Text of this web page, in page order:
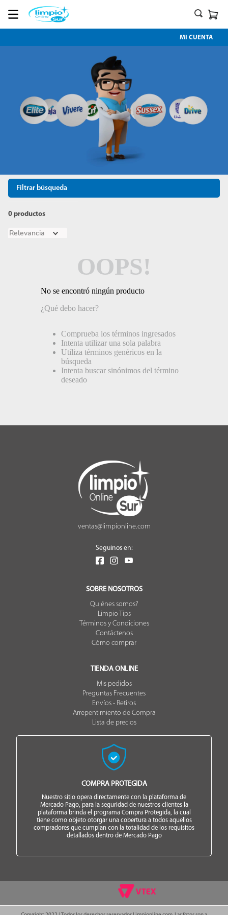
MI CUENTA
Filtrar búsqueda
0 productos
Relevancia
OOPS!
No se encontró ningún producto
¿Qué debo hacer?
Comprueba los términos ingresados
Intenta utilizar una sola palabra
Utiliza términos genéricos en la
búsqueda
Intenta buscar sinónimos del término
deseado
ventas@limpionline.com
Seguinos en:
SOBRE NOSOTROS
Quiénes somos?
Limpio Tips
Términos y Condiciones
Contáctenos
Cómo comprar
TIENDA ONLINE
Mis pedidos
Preguntas Frecuentes
Envíos - Retiros
Arrepentimiento de Compra
Lista de precios
COMPRA PROTEGIDA
Nuestro sitio opera directamente con la plataforma de
Mercado Pago, para la seguridad de nuestros clientes la
plataforma brinda el programa Compra Protegida, la cual
tiene como objeto otorgar una cobertura a todos aquellos
compradores que cumplan con la totalidad de los requisitos
detallados dentro de Mercado Pago